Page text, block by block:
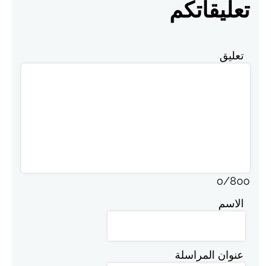
تعليقاتكم
تعليق
0/800
الاسم
عنوان المراسلة